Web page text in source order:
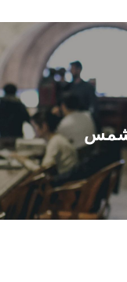
الرئيسيـة
عن الجامعة
القطاعـات
الشئون الأكاديمية
البحث العلمي
شمس